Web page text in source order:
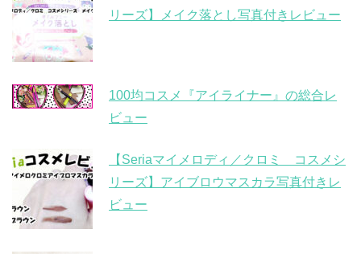
リーズ】メイク落とし写真付きレビュー
100均コスメ『アイライナー』の総合レ
ビュー
【Seriaマイメロディ／クロミ コスメシ
リーズ】アイブロウマスカラ写真付きレ
ビュー